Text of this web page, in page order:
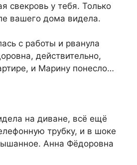
свекровь у тебя. Только
вашего дома видела.
с работы и рванула
действительно,
и Марину понесло…
на диване, всё ещё
трубку, и в шоке
Анна Фёдоровна